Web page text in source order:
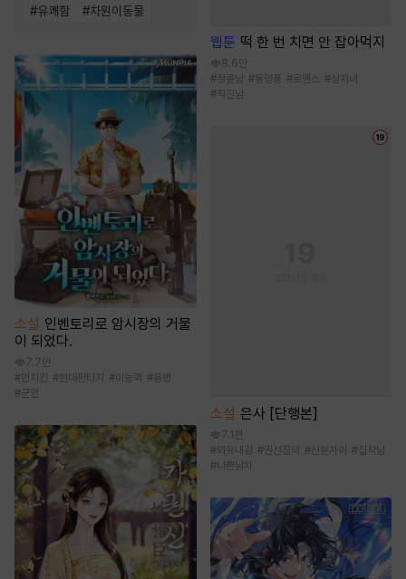
#유쾌함 #차원이동물
소설 인벤토리로 암시장의 거물
이 되었다.
7.7만
#먼치킨 #현대판타지 #이능력 # 용병
#군인
웹툰 떡 한 번 치면 안 잡아먹지
8.6만
#절륜남 #동양풍 #로맨스 #상처녀
#직진남
소설 은사 [단행본]
7.1천
#외유내강 #권선징악 #신분차이 #집착남
#나쁜남자